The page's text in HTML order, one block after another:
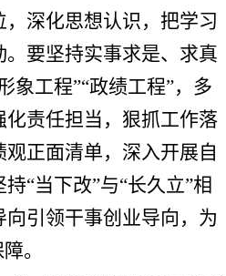
深化思想认识，把学习
要坚持实事求是、求真
象工程”“政绩工程”，多
责任担当，狠抓工作落
正面清单，深入开展自
持“当下改”与“长久立”相
引领干事创业导向，为
。